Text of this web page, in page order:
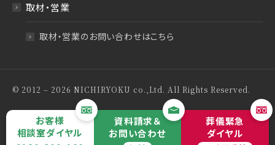
お客様
相談室ダイヤル
資料請求＆
お問い合わせ
葬儀緊急
ダイヤル
取材・営業
取材・営業のお問い合わせはこちら
© 2012 – 2026 NICHIRYOKU co.,Ltd. All Rights Reserved.
特定商取引法について プライバシーポリシー
サイトマップ